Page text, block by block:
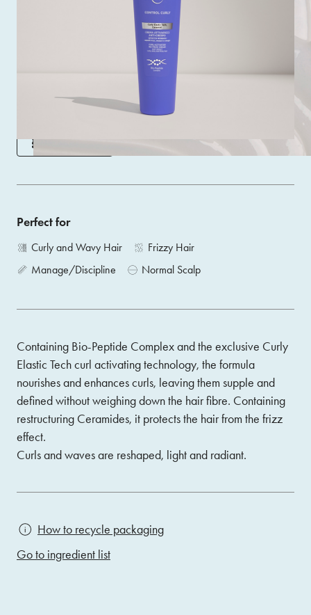
No-rinse cream with a light texture that does not leave
visible residues on the hair.
Size 200 ML
ACQUISTA
Perfect for
Curly and Wavy Hair
Frizzy Hair
Manage/Discipline
Normal Scalp
Containing Bio-Peptide Complex and the exclusive Curly
Elastic Tech curl activating technology, the formula
nourishes and enhances curls, leaving them supple and
defined without weighing down the hair fibre. Containing
restructuring Ceramides, it protects the hair from the frizz
effect.
Curls and waves are reshaped, light and radiant.
How to recycle packaging
Go to ingredient list